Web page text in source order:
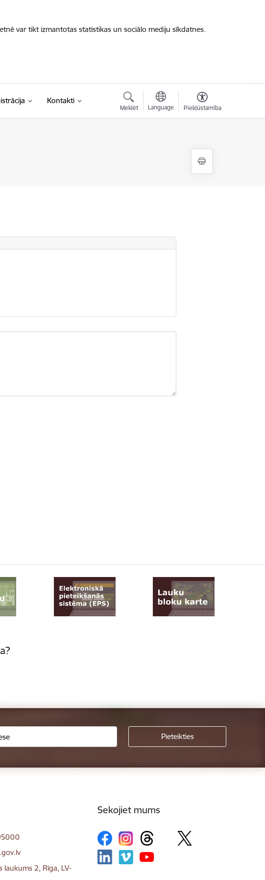
var tikt izmantotas statistikas un sociālo mediju sīkdatnes.
Kontakti
Meklēt Language Piekļūstamība
laukums 2, Rīga, LV-
Sekojiet mums